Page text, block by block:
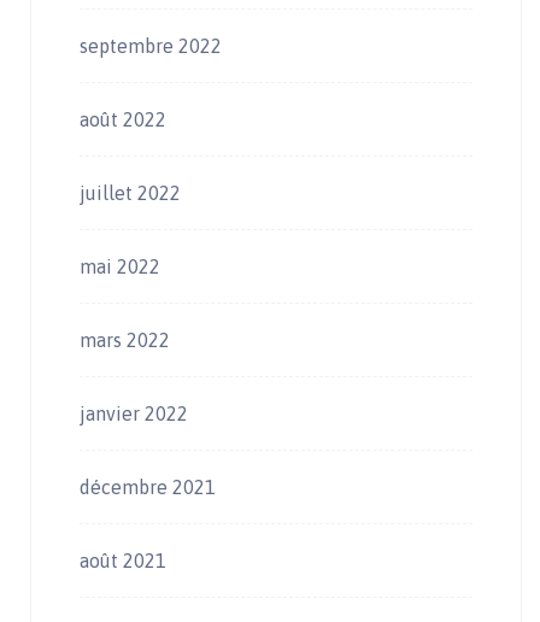
septembre 2022
août 2022
juillet 2022
mai 2022
mars 2022
janvier 2022
décembre 2021
août 2021